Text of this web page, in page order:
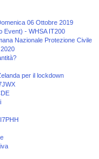
06 Ottobre 2019
Event) - WHSA IT200
Nazionale Protezione Civile
per il lockdown